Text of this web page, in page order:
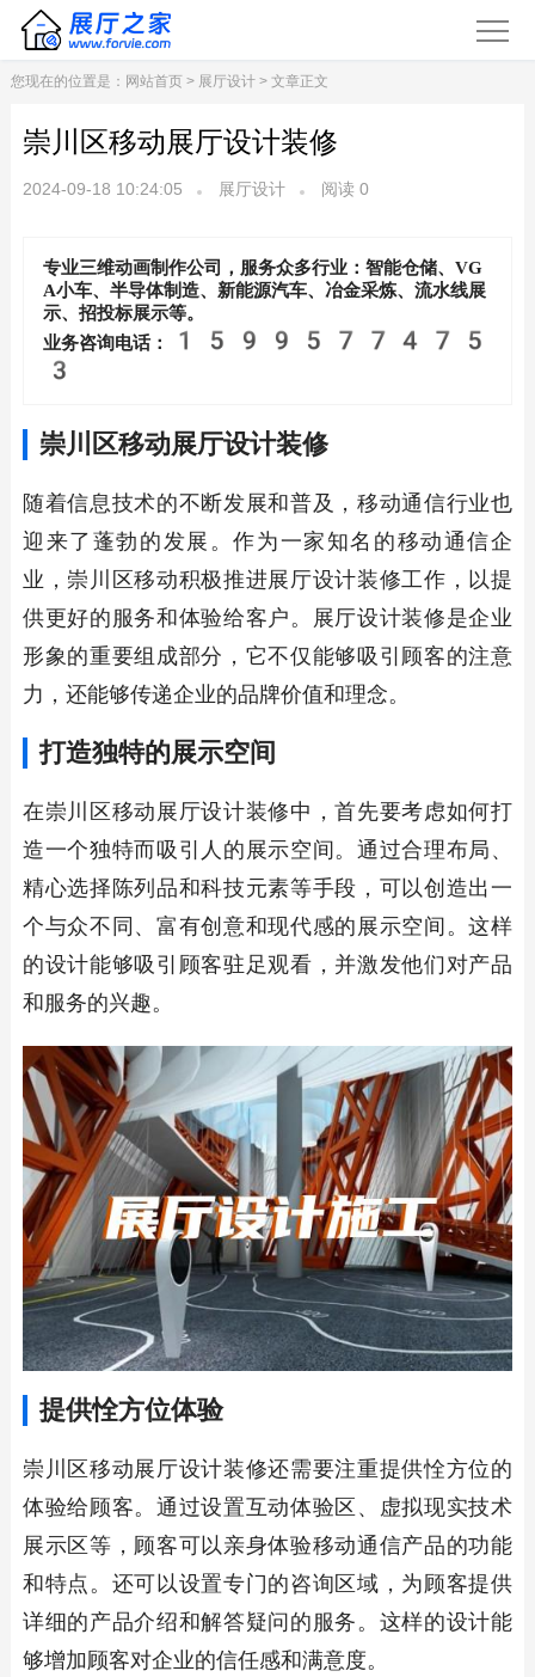
您现在的位置是： 网站首页> 展厅设计> 文章正文
崇川区移动展厅设计装修
2024-09-18 10:24:05 展厅设计 阅读 0
专业三维动画制作公司，服务众多行业：智能仓储、VG
A小车、半导体制造、新能源汽车、冶金采炼、流水线展
示、招投标展示等。
业务咨询电话：
1599577475
3
崇川区移动展厅设计装修
随着信息技术的不断发展和普及，移动通信行业也
迎来了蓬勃的发展。作为一家知名的移动通信企
业，崇川区移动积极推进展厅设计装修工作，以提
供更好的服务和体验给客户。展厅设计装修是企业
形象的重要组成部分，它不仅能够吸引顾客的注意
力，还能够传递企业的品牌价值和理念。
打造独特的展示空间
在崇川区移动展厅设计装修中，首先要考虑如何打
造一个独特而吸引人的展示空间。通过合理布局、
精心选择陈列品和科技元素等手段，可以创造出一
个与众不同、富有创意和现代感的展示空间。这样
的设计能够吸引顾客驻足观看，并激发他们对产品
和服务的兴趣。
提供恮方位体验
崇川区移动展厅设计装修还需要注重提供恮方位的
体验给顾客。通过设置互动体验区、虚拟现实技术
展示区等，顾客可以亲身体验移动通信产品的功能
和特点。还可以设置专门的咨询区域，为顾客提供
详细的产品介绍和解答疑问的服务。这样的设计能
够增加顾客对企业的信任感和满意度。